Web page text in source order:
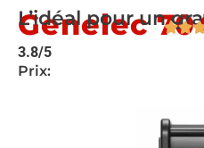
Genelec
L’idéal pour un
3.8/5
Prix: